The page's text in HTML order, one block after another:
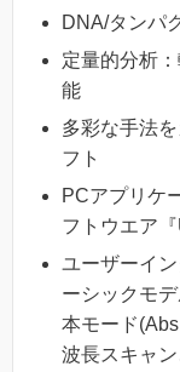
DNA/タンパ
定量的分析
能
多彩な手法
フト
PCアプリケ
フトウエア『
ユーザーイ
ーシックモ
本モード
波長スキャ